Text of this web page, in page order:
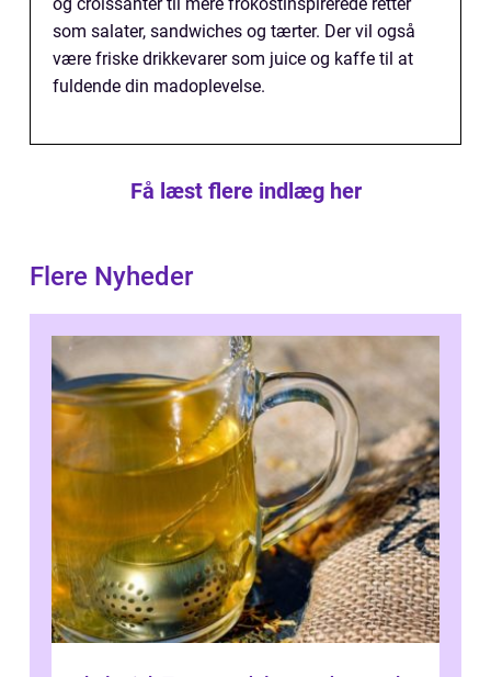
og croissanter til mere frokostinspirerede retter
som salater, sandwiches og tærter. Der vil også
være friske drikkevarer som juice og kaffe til at
fuldende din madoplevelse.
Få læst flere indlæg her
Flere Nyheder